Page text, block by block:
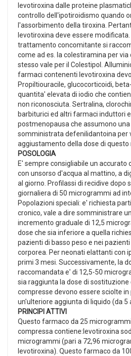
levotiroxina dalle proteine
controllo dell'ipotiroidismo quando
l'assorbimento della tiroxina.
levotiroxina deve essere
trattamento concomitante si
come ad es. la colestiramina per
stesso vale per il Colestipol.
farmaci contenenti levotiroxina
Propiltiouracile, glucocorticoidi,
quantita' elevata di iodio che
non riconosciuta. Sertralina,
barbiturici ed altri farmaci induttori
postmenopausa che assumono
somministrata defenilidantoina per
aggiustamento della dose di questo
POSOLOGIA
E' sempre consigliabile un
con unsorso d'acqua al mattino, a
al giorno. Profilassi di recidive
giornaliera di 50 microgrammi ad
Popolazioni speciali: e' richiesta
cronico, vale a dire somministrare
incremento graduale di 12,5
dose che sia inferiore a quella
pazienti di basso peso e nei
corporea. Per neonati elattanti con
primi 3 mesi. Successivamente, la
raccomandata e' di 12,5-50
sia raggiunta la dose di
compresse devono essere sciolte
un'ulteriore aggiunta di liquido (da
PRINCIPI ATTIVI
Questo farmaco da 25
compressa contiene:levotiroxina
microgrammi (pari a 72,96
levotiroxina). Questo farmaco da